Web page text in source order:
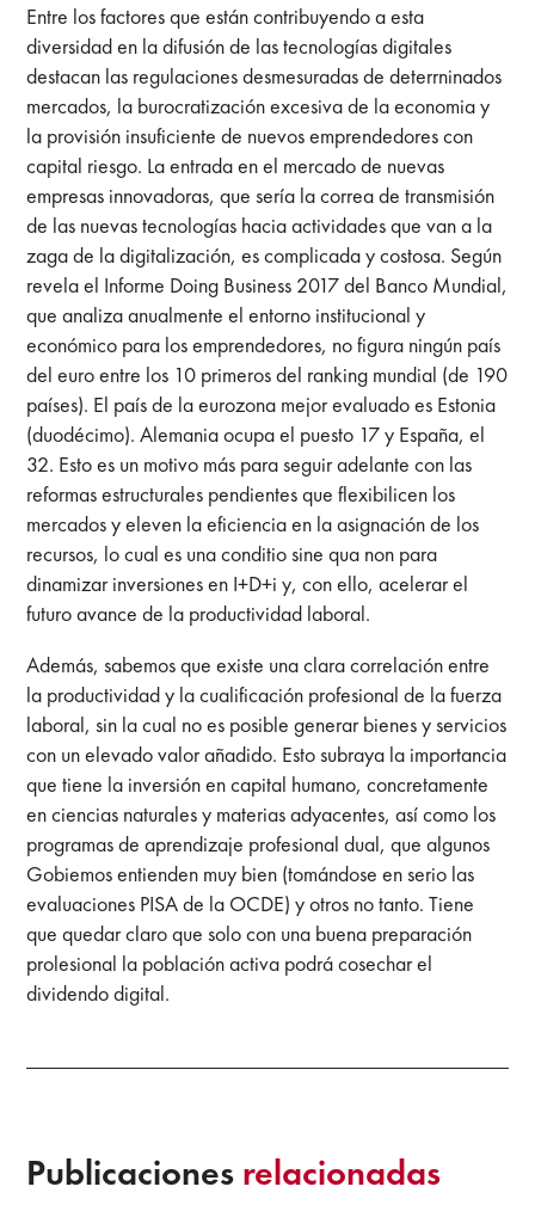
Entre los factores que están contribuyendo a esta
diversidad en la difusión de las tecnologías digitales
destacan las regulaciones desmesuradas de deterrninados
mercados, la burocratización excesiva de la economia y
la provisión insuficiente de nuevos emprendedores con
capital riesgo. La entrada en el mercado de nuevas
empresas innovadoras, que sería la correa de transmisión
de las nuevas tecnologías hacia actividades que van a la
zaga de la digitalización, es complicada y costosa. Según
revela el Informe Doing Business 2017 del Banco Mundial,
que analiza anualmente el entorno institucional y
económico para los emprendedores, no figura ningún país
del euro entre los 10 primeros del ranking mundial (de 190
países). El país de la eurozona mejor evaluado es Estonia
(duodécimo). Alemania ocupa el puesto 17 y España, el
32. Esto es un motivo más para seguir adelante con las
reformas estructurales pendientes que flexibilicen los
mercados y eleven la eficiencia en la asignación de los
recursos, lo cual es una conditio sine qua non para
dinamizar inversiones en I+D+i y, con ello, acelerar el
futuro avance de la productividad laboral.
Además, sabemos que existe una clara correlación entre
la productividad y la cualificación profesional de la fuerza
laboral, sin la cual no es posible generar bienes y servicios
con un elevado valor añadido. Esto subraya la importancia
que tiene la inversión en capital humano, concretamente
en ciencias naturales y materias adyacentes, así como los
programas de aprendizaje profesional dual, que algunos
Gobiemos entienden muy bien (tomándose en serio las
evaluaciones PISA de la OCDE) y otros no tanto. Tiene
que quedar claro que solo con una buena preparación
prolesional la población activa podrá cosechar el
dividendo digital.
Publicaciones relacionadas